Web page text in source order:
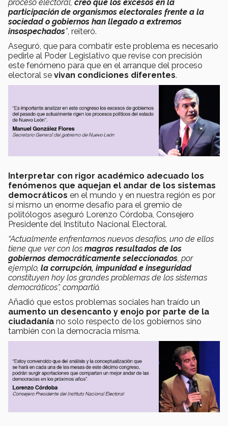
proceso electoral, creo que los excesos en la
participación de organismos electorales frente a la
sociedad o gobiernos han llegado a extremos
insospechados”, reiteró.
Aseguró, que para combatir este problema es necesario
pedirle al Poder Legislativo que revise con precisión
este fenómeno para que en el arranque del proceso
electoral se vivan condiciones diferentes.
Interpretar con rigor académico adecuado los
fenómenos que aquejan el andar de los sistemas
democráticos en el mundo y en nuestra región es por
sí mismo un enorme desafío para el gremio de
politólogos aseguró Lorenzo Córdoba, Consejero
Presidente del Instituto Nacional Electoral.
“Actualmente enfrentamos nuevos desafíos, uno de ellos
tiene que ver con los magros resultados de los
gobiernos democráticamente seleccionados, por
ejemplo, la corrupción, impunidad e inseguridad
constituyen hoy los grandes problemas de los sistemas
democráticos”, compartió.
Añadió que estos problemas sociales han traído un
aumento un desencanto y enojo por parte de la
ciudadanía no solo respecto de los gobiernos sino
también con la democracia misma.